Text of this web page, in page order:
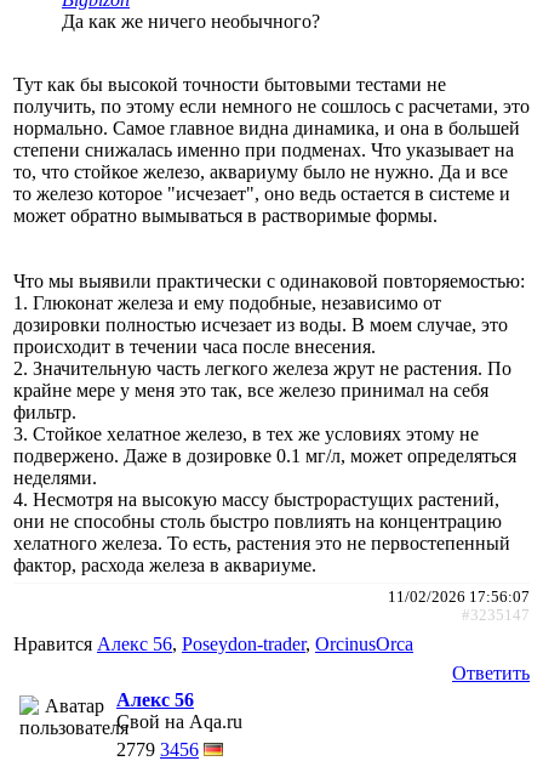
Да как же ничего необычного?
Тут как бы высокой точности бытовыми тестами не
получить, по этому если немного не сошлось с расчетами, это
нормально. Самое главное видна динамика, и она в большей
степени снижалась именно при подменах. Что указывает на
то, что стойкое железо, аквариуму было не нужно. Да и все
то железо которое "исчезает", оно ведь остается в системе и
может обратно вымываться в растворимые формы.
Что мы выявили практически с одинаковой повторяемостью:
1. Глюконат железа и ему подобные, независимо от
дозировки полностью исчезает из воды. В моем случае, это
происходит в течении часа после внесения.
2. Значительную часть легкого железа жрут не растения. По
крайне мере у меня это так, все железо принимал на себя
фильтр.
3. Стойкое хелатное железо, в тех же условиях этому не
подвержено. Даже в дозировке 0.1 мг/л, может определяться
неделями.
4. Несмотря на высокую массу быстрорастущих растений,
они не способны столь быстро повлиять на концентрацию
хелатного железа. То есть, растения это не первостепенный
фактор, расхода железа в аквариуме.
11/02/2026 17:56:07
#3235147
Нравится Алекс 56, Poseydon-trader, ОrcinusОrca
Ответить
Алекс 56
Свой на Aqa.ru
2779 3456